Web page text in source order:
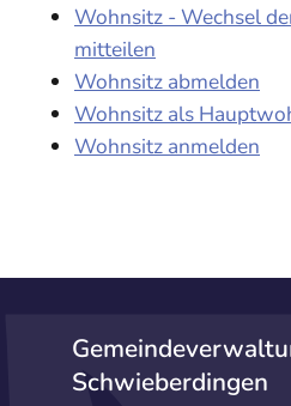
Wohnsitz - Wechsel
mitteilen
Wohnsitz abmelden
Wohnsitz als
Wohnsitz anmelden
Schwieberdingen